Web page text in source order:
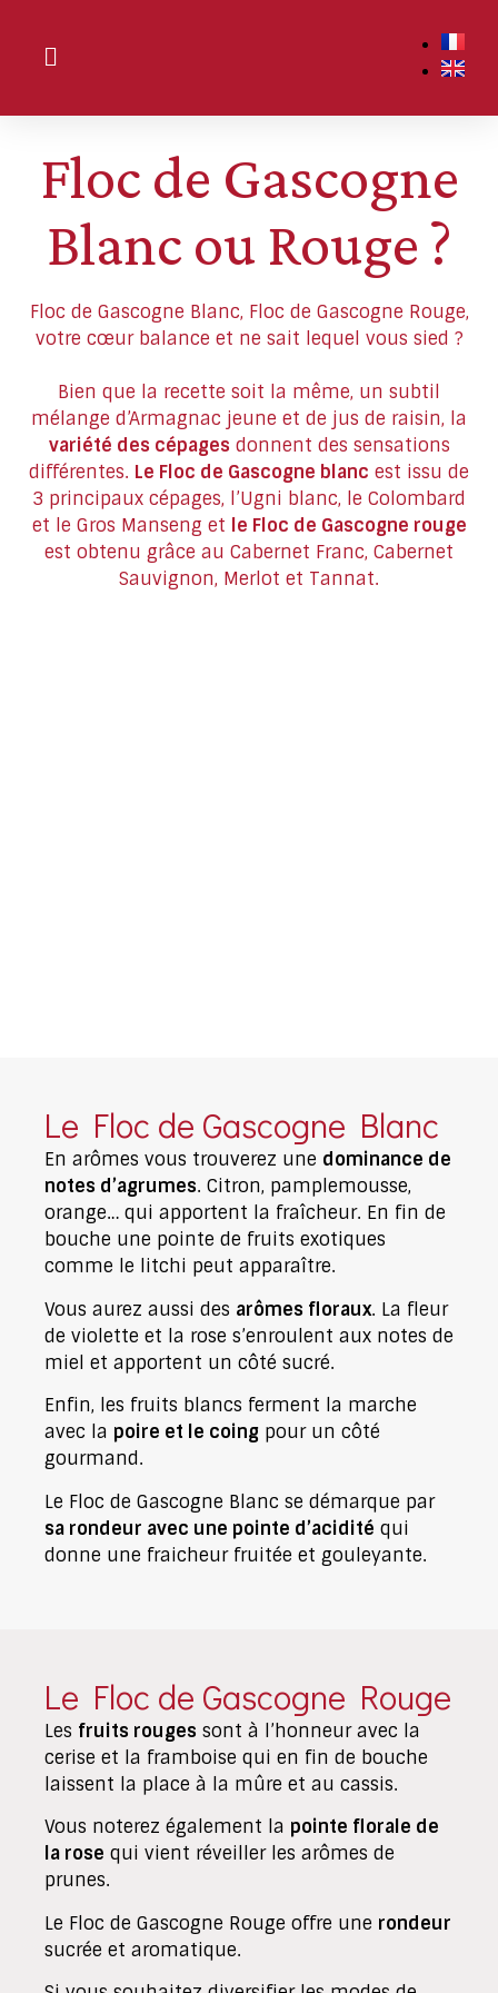
Floc de Gascogne
Blanc ou Rouge ?
Floc de Gascogne Blanc, Floc de Gascogne Rouge,
votre cœur balance et ne sait lequel vous sied ?
Bien que la recette soit la même, un subtil
mélange d’Armagnac jeune et de jus de raisin, la
variété des cépages donnent des sensations
différentes. Le Floc de Gascogne blanc est issu de
3 principaux cépages, l’Ugni blanc, le Colombard
et le Gros Manseng et le Floc de Gascogne rouge
est obtenu grâce au Cabernet Franc, Cabernet
Sauvignon, Merlot et Tannat.
Le Floc de Gascogne Blanc
En arômes vous trouverez une dominance de
notes d’agrumes. Citron, pamplemousse,
orange… qui apportent la fraîcheur. En fin de
bouche une pointe de fruits exotiques
comme le litchi peut apparaître.
Vous aurez aussi des arômes floraux. La fleur
de violette et la rose s’enroulent aux notes de
miel et apportent un côté sucré.
Enfin, les fruits blancs ferment la marche
avec la poire et le coing pour un côté
gourmand.
Le Floc de Gascogne Blanc se démarque par
sa rondeur avec une pointe d’acidité qui
donne une fraicheur fruitée et gouleyante.
Le Floc de Gascogne Rouge
Les fruits rouges sont à l’honneur avec la
cerise et la framboise qui en fin de bouche
laissent la place à la mûre et au cassis.
Vous noterez également la pointe florale de
la rose qui vient réveiller les arômes de
prunes.
Le Floc de Gascogne Rouge offre une rondeur
sucrée et aromatique.